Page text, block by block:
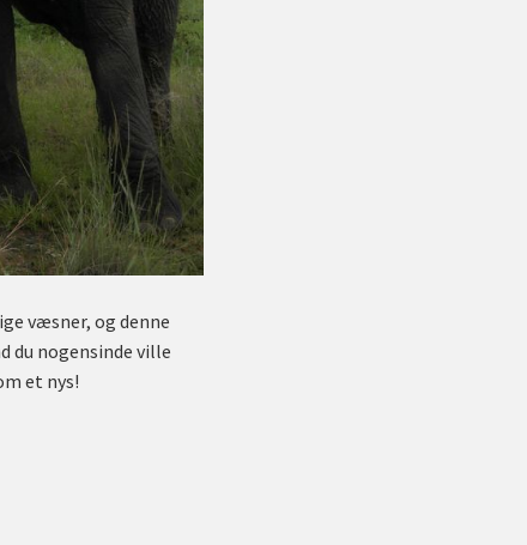
væsner, og denne
du nogensinde ville
et nys!